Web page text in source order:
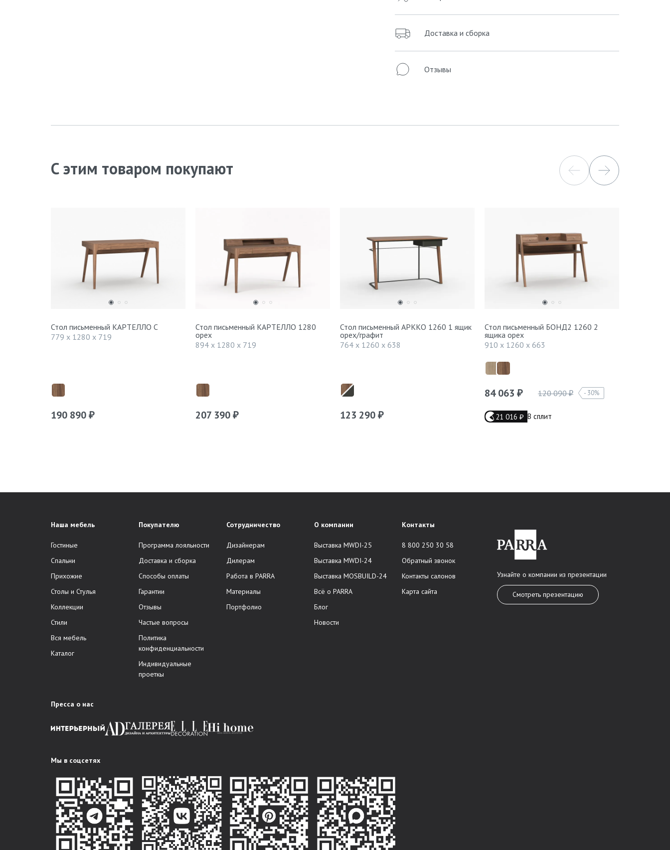
Доставка и сборка
Отзывы
С этим товаром покупают
Стол письменный КАРТЕЛЛО С
779 x 1280 x 719
190 890 ₽
Стол письменный КАРТЕЛЛО 1280
орех
894 x 1280 x 719
207 390 ₽
Стол письменный АРККО 1260 1 ящик
орех/графит
764 x 1260 x 638
123 290 ₽
Стол письменный БОНД2 1260 2
ящика орех
910 x 1260 x 663
84 063 ₽ 120 090₽ 30%
21 016 ₽ В сплит
Наша мебель
Гостиные
Спальни
Прихожие
Столы и Стулья
Коллекции
Стили
Вся мебель
Каталог
Покупателю
Программа лояльности
Доставка и сборка
Способы оплаты
Гарантии
Отзывы
Частые вопросы
Политика
конфиденциальности
Индивидуальные
проеткы
Сотрудничество
Дизайнерам
Дилерам
Работа в PARRA
Материалы
Портфолио
О компании
Выставка MWDI-25
Выставка MWDI-24
Выставка MOSBUILD-24
Всё о PARRA
Блог
Новости
Контакты
8 800 250 30 58
Обратный звонок
Контакты салонов
Карта сайта
Узнайте о компании из презентации
Смотреть презентацию
Пресса о нас
Мы в соцсетях